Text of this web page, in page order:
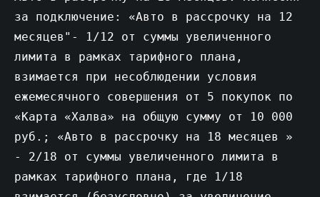
за подключение: «Авто в рассрочку на 12
месяцев"- 1/12 от суммы увеличенного
лимита в рамках тарифного плана,
взимается при несоблюдении условия
ежемесячного совершения от 5 покупок по
«Карта «Халва» на общую сумму от 10 000
руб.; «Авто в рассрочку на 18 месяцев »
- 2/18 от суммы увеличенного лимита в
рамках тарифного плана, где 1/18